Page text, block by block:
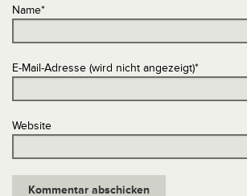
Name*
E-Mail-Adresse (wird nicht angezeigt)*
Website